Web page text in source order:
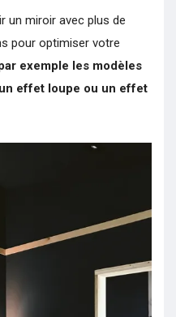
un miroir avec plus de
pour optimiser votre
exemple les modèles
effet loupe ou un effet